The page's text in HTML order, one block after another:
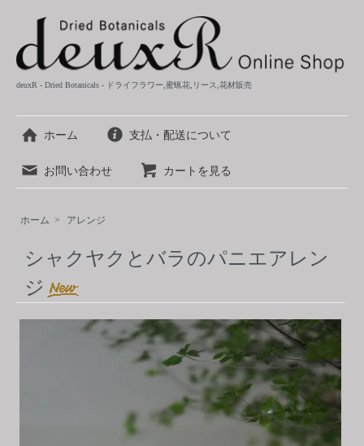
deuxR - Dried Botanicals - ドライフラワー,蜜蝋花,リース,花材販売
ホーム 支払・配送について
お問い合わせ カートを見る
ホーム > アレンジ
シャクヤクとバラのパニエアレン
ジ